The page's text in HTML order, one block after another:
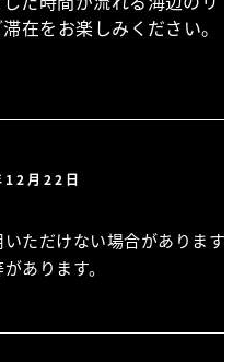
在をお楽しみください。
月22日
ただけない場合があります
あります。